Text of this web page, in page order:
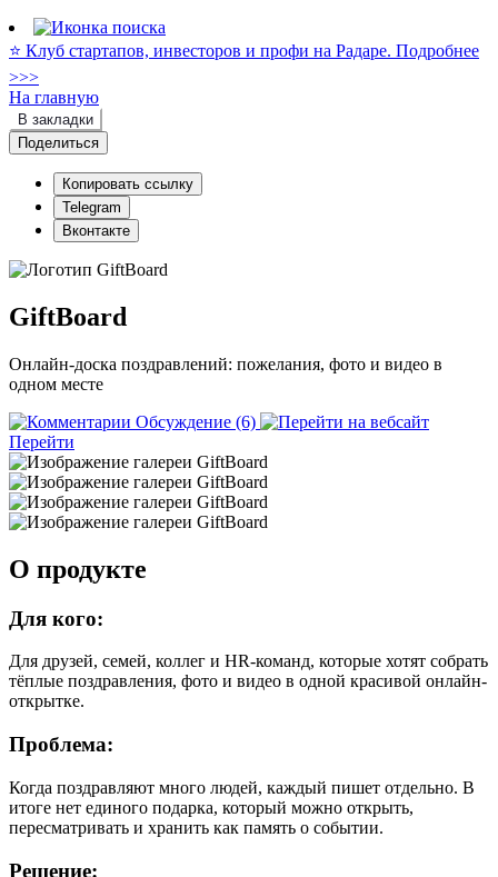
⭐️ Клуб стартапов, инвесторов и профи на Радаре. Подробнее
>>>
На главную
В закладки
Поделиться
Копировать ссылку
Telegram
Вконтакте
GiftBoard
Онлайн-доска поздравлений: пожелания, фото и видео в
одном месте
Обсуждение (6)
Перейти
О продукте
Для кого:
Для друзей, семей, коллег и HR-команд, которые хотят собрать
тёплые поздравления, фото и видео в одной красивой онлайн-
открытке.
Проблема:
Когда поздравляют много людей, каждый пишет отдельно. В
итоге нет единого подарка, который можно открыть,
пересматривать и хранить как память о событии.
Решение: